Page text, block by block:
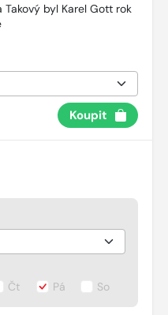
Takový byl Karel Gott rok
Koupit
Čt Pá So